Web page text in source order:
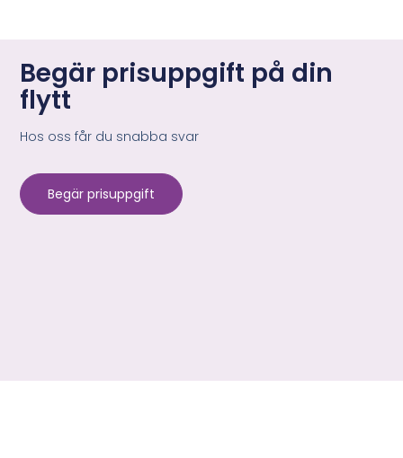
Begär prisuppgift på din
flytt
Hos oss får du snabba svar
Begär prisuppgift